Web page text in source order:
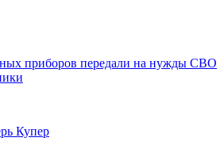
приборов передали на нужды СВО
Купер